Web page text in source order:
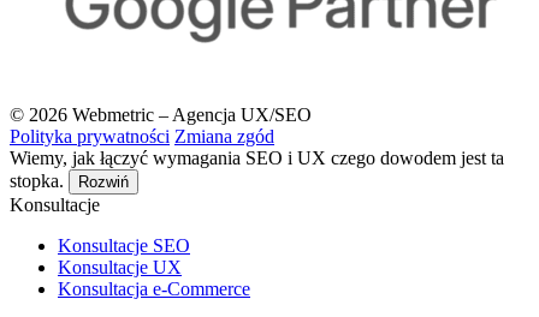
© 2026 Webmetric – Agencja UX/SEO
Polityka prywatności Zmiana zgód
Wiemy, jak łączyć wymagania SEO i UX czego dowodem jest ta
stopka.
Rozwiń
Konsultacje
Konsultacje SEO
Konsultacje UX
Konsultacja e-Commerce